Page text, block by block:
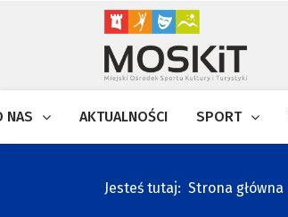
NAS AKTUALNOŚCI SPORT
Jesteś tutaj: Strona główna